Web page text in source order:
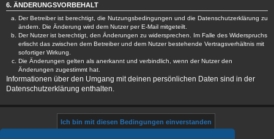
6. ÄNDERUNGSVORBEHALT
Der Betreiber ist berechtigt, die Nutzungsbedingungen und die Datenschutzerklärung zu
ändern. Die Änderung wird dem Nutzer per E-Mail mitgeteilt.
Der Nutzer ist berechtigt, den Änderungen zu widersprechen. Im Falle des Widerspruchs
erlischt das zwischen dem Betreiber und dem Nutzer bestehende Vertragsverhältnis mit
sofortiger Wirkung.
Die Änderungen gelten als anerkannt und verbindlich, wenn der Nutzer den
Änderungen zugestimmt hat.
Informationen über den Umgang mit deinen persönlichen Daten sind in der
Datenschutzerklärung enthalten.